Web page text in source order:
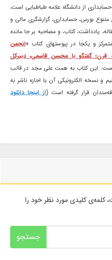
حسابداری از دانشگاه علامه طباطبایی است،
بورس، حسابداری، گزارشگری مالی و
یادداشت، کتاب، و مصاحبه بر جا مانده
و یکجا در پیوستهای کتاب «انجمن
گفتگو با محسن قاسمی، دبیرکل
این کتاب به همت علی مجد در قالب
در فروردین 1400 تنظیم و نسخه الکترونیکی آن با اجازه ناشر به
قرار گرفته است (از اینجا دانلود
کلیدی مورد نظر خود را
جستجو